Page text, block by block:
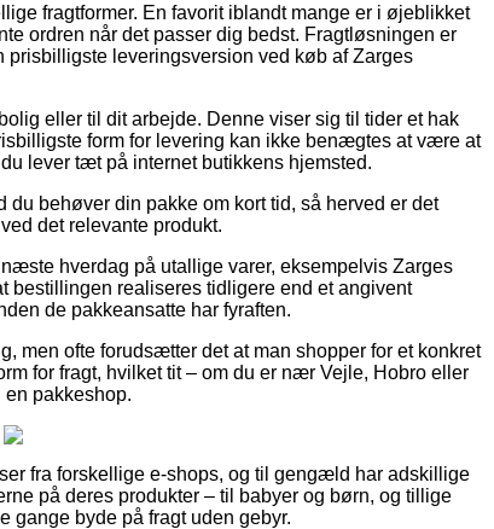
fragtformer. En favorit iblandt mange er i øjeblikket
ordren når det passer dig bedst. Fragtløsningen er
leveringsversion ved køb af Zarges
eller til dit arbejde. Denne viser sig til tider et hak
form for levering kan ikke benægtes at være at
lever tæt på internet butikkens hjemsted.
behøver din pakke om kort tid, så herved er det
det relevante produkt.
hverdag på utallige varer, eksempelvis Zarges
bestillingen realiseres tidligere end et angivent
de pakkeansatte har fyraften.
men ofte forudsætter det at man shopper for et konkret
for fragt, hvilket tit – om du er nær Vejle, Hobro eller
pakkeshop.
fra forskellige e-shops, og til gengæld har adskillige
på deres produkter – til babyer og børn, og tillige
gange byde på fragt uden gebyr.